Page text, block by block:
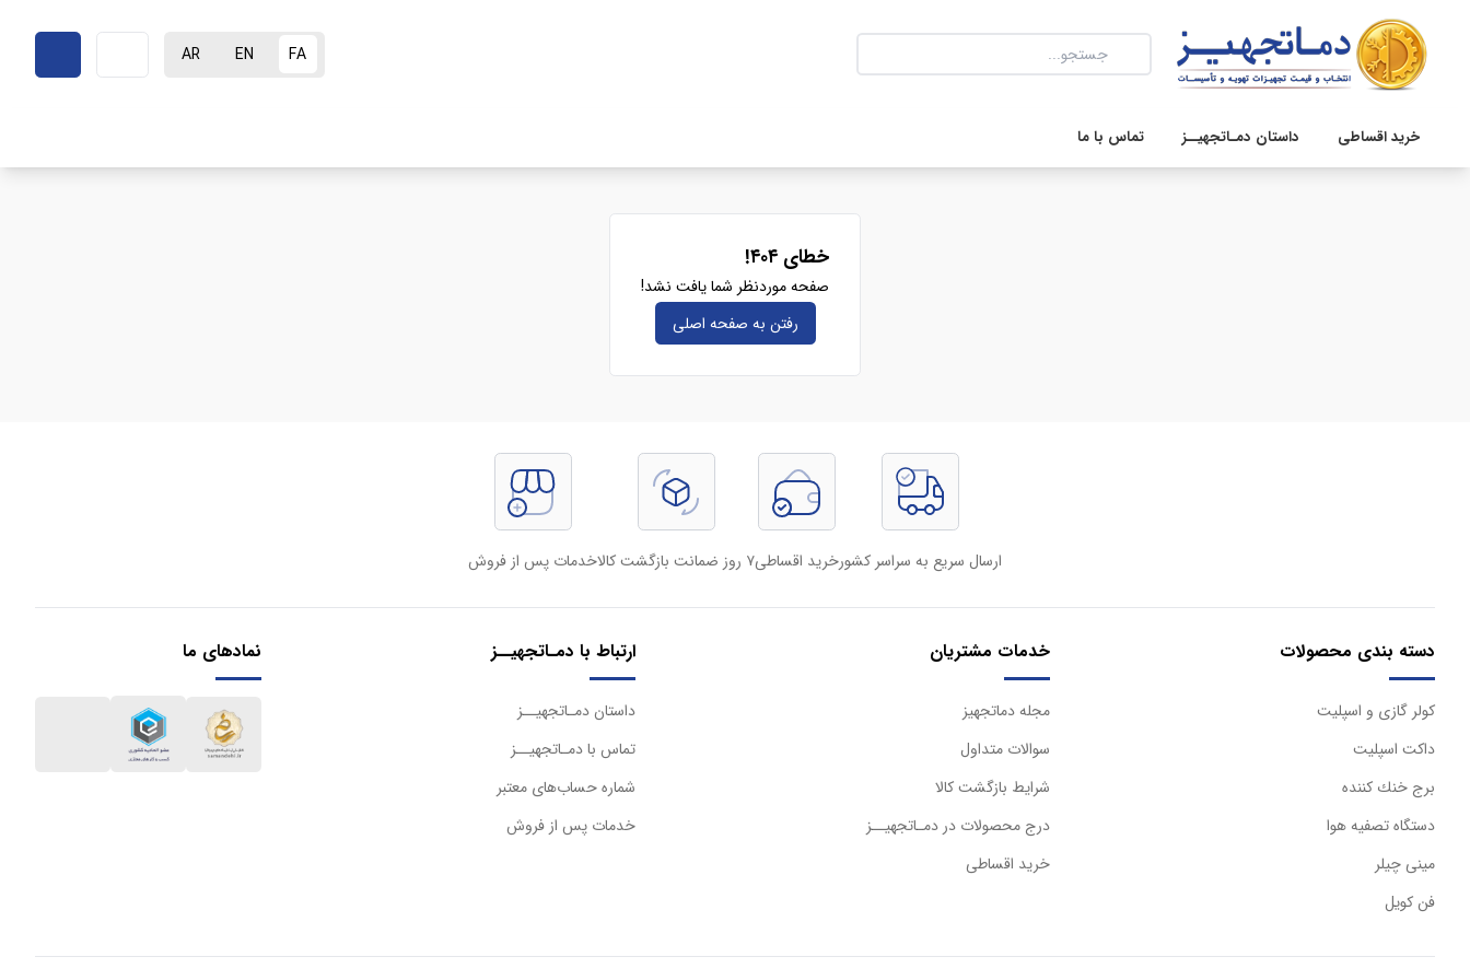
FA
EN
AR
خرید اقساطی داستان دمـاتجهیــز تماس با ما
خطای ۴۰۴!
صفحه موردنظر شما یافت نشد!
رفتن به صفحه‌ اصلی
ارسال سریع به سراسر کشورخرید اقساطی۷ روز ضمانت بازگشت کالا خدمات پس از فروش
دسته بندی محصولات
كولر گازی و اسپليت
داكت اسپليت
برج خنك كننده
دستگاه تصفيه هوا
مینی چیلر
فن کویل
خدمات مشتریان
مجله دماتجهیز
سوالات متداول
شرایط بازگشت کالا
درج محصولات در دمـاتجهیــز
خرید اقساطی
ارتباط با دمـاتجهیــز
داستان دمـاتجهیــز
تماس با دمـاتجهیــز
شماره حساب‌های معتبر
خدمات پس از فروش
نمادهای ما